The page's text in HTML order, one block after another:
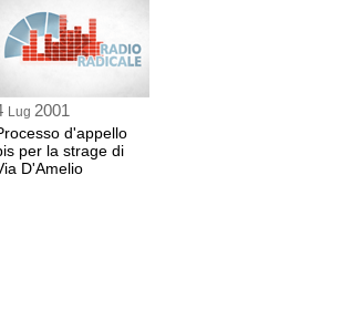
Lug 2001
d'appello
per la strage di
D'Amelio